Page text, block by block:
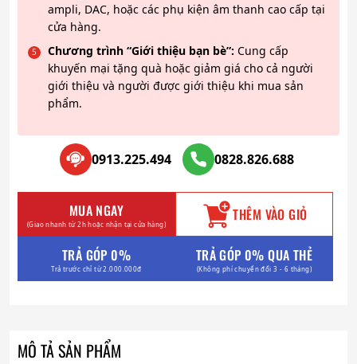
ampli, DAC, hoặc các phụ kiện âm thanh cao cấp tại
cửa hàng.
Chương trình “Giới thiệu bạn bè”: Cung cấp
khuyến mại tặng quà hoặc giảm giá cho cả người
giới thiệu và người được giới thiệu khi mua sản
phẩm.
0913.225.494 0828.826.688
MUA NGAY
(Giao nhanh từ 2h hoặc nhận tại cửa hàng) THÊM VÀO GIỎ
TRẢ GÓP 0%
Trả trước chỉ từ 2.000.000đ
TRẢ GÓP 0% QUA THẺ
(Không phí chuyển đổi 3 - 6 tháng)
MÔ TẢ SẢN PHẨM